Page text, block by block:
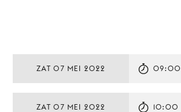
ZAT 07 MEI 2022 09:00
ZAT 07 MEI 2022 10:00